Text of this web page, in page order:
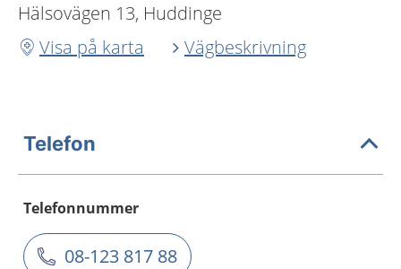
Hälsovägen 13, Huddinge
Visa på karta
Vägbeskrivning
Telefon
Telefonnummer
08-123 817 88